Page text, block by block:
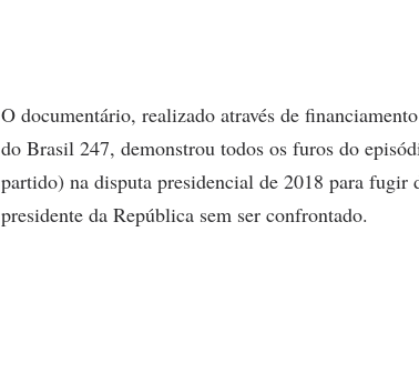
O documentário, realizado através de
do Brasil 247, demonstrou todos os furos do
partido) na disputa presidencial de 2018 para fugir
presidente da República sem ser confrontado.